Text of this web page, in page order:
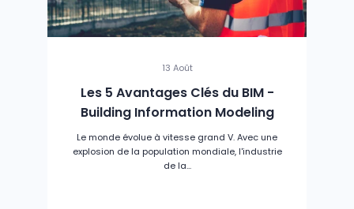
13 Août
Les 5 Avantages Clés du BIM -
Building Information Modeling
Le monde évolue à vitesse grand V. Avec une
explosion de la population mondiale, l'industrie
de la...